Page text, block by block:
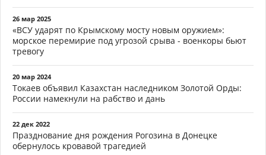
26 мар 2025
«ВСУ ударят по Крымскому мосту новым оружием»:
морское перемирие под угрозой срыва - военкоры бьют
тревогу
20 мар 2024
Токаев объявил Казахстан наследником Золотой Орды:
России намекнули на рабство и дань
22 дек 2022
Празднование дня рождения Рогозина в Донецке
обернулось кровавой трагедией